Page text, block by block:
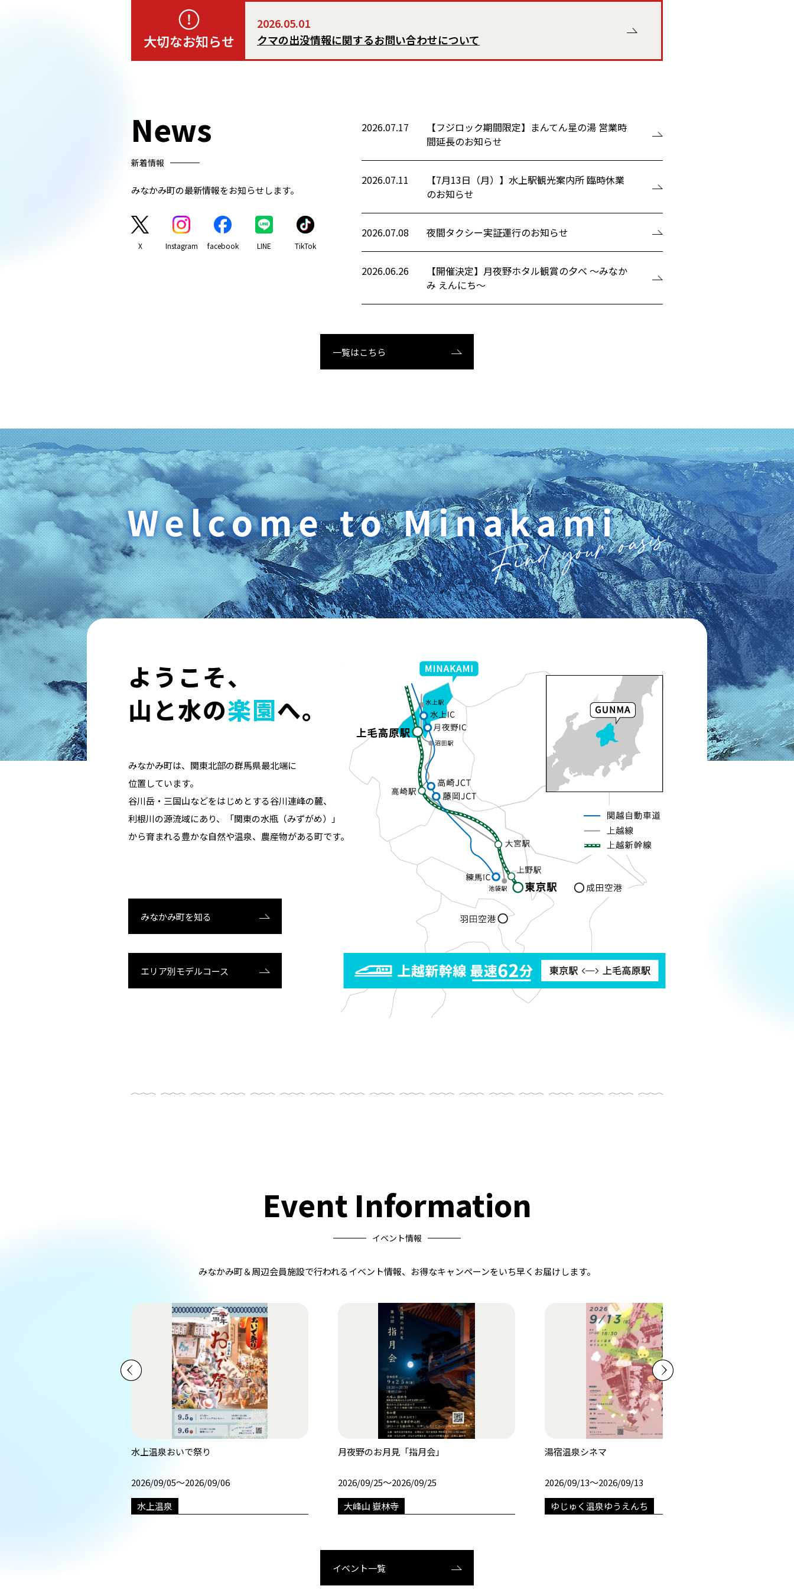
大切なお知らせ
2026.05.01
クマの出没情報に関するお問い合わせについて
News
新着情報
みなかみ町の最新情報をお知らせします。
X Instagram facebook LINE TikTok
2026.07.17
【フジロック期間限定】まんてん星の湯 営業時
間延長のお知らせ
2026.07.11
【7月13日（月）】水上駅観光案内所 臨時休業
のお知らせ
2026.07.08 夜間タクシー実証運行のお知らせ
2026.06.26
【開催決定】月夜野ホタル観賞の夕べ ～みなか
み えんにち～
一覧はこちら
ようこそ、
山と水の楽園へ。
みなかみ町は、関東北部の群馬県最北端に
位置しています。
谷川岳・三国山などをはじめとする谷川連峰の麓、
利根川の源流域にあり、
「関東の水瓶（みずがめ）」
から育まれる豊かな自然や温泉、農産物がある町です。
みなかみ町を知る
エリア別モデルコース
Event Information
イベント情報
みなかみ町＆周辺会員施設で行われるイベント情報、お得なキャンペーンをいち早くお届けします。
水上温泉おいで祭り
2026/09/05〜2026/09/06
水上温泉
月夜野のお月見「指月会」
2026/09/25〜2026/09/25
大峰山 嶽林寺
湯宿温泉シネマ
2026/09/13〜2026/09/13
ゆじゅく温泉ゆうえんち
イベント一覧